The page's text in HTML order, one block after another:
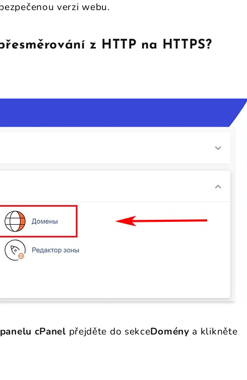
verzi webu.
z HTTP na HTTPS?
cPanel přejděte do sekceDomény a klikněte